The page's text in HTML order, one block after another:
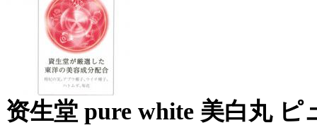
资生堂 pure white 美白丸